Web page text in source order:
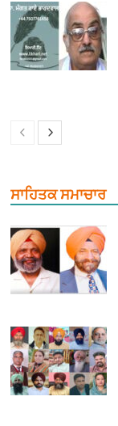
ਸਾਹਿਤਕ ਸਮਾਚਾਰ